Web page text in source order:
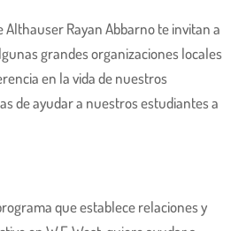
Althauser Rayan Abbarno te invitan a
grandes organizaciones locales
en la vida de nuestros
de ayudar a nuestros estudiantes a
que establece relaciones y